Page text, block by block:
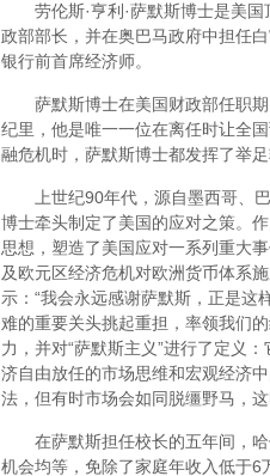
劳伦斯·亨利·萨默斯博士是美国
政部部长，并在奥巴马政府中担任
银行前首席经济师。
萨默斯博士在美国财政部任职期
纪里，他是唯一一位在离任时让全
融危机时，萨默斯博士都发挥了举足
上世纪90年代，源自墨西哥、巴
博士牵头制定了美国的应对之策。
思想，塑造了美国应对一系列重大
及欧元区经济危机对欧洲货币体系
示：“我会永远感谢萨默斯，正是这
难的重要关头挑起重担，率领我们
力，并对“萨默斯主义”进行了定义
济自由放任的市场思维和宏观经济
法，但有时市场会如同脱缰野马，
在萨默斯担任校长的五年间，哈
机会均等，免除了家庭年收入低于